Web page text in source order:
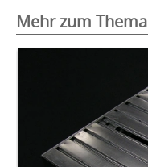
Mehr zum Thema